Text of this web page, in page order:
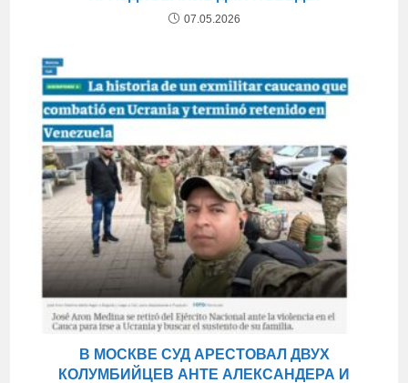
07.05.2026
В МОСКВЕ СУД АРЕСТОВАЛ ДВУХ
КОЛУМБИЙЦЕВ АНТЕ АЛЕКСАНДЕРА И